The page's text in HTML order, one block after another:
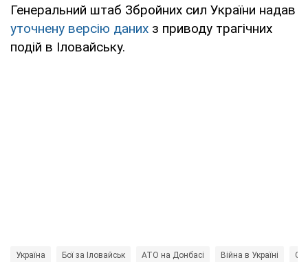
Генеральний штаб Збройних сил України надав
уточнену версію даних з приводу трагічних
подій в Іловайську.
Україна Бої за Іловайськ АТО на Донбасі Війна в Україні